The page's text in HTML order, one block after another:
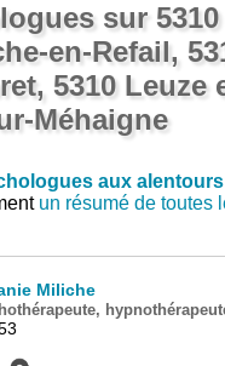
sur
en-Refail,
5310 Leuze
Méhaigne
aux
un résumé de toutes
Miliche